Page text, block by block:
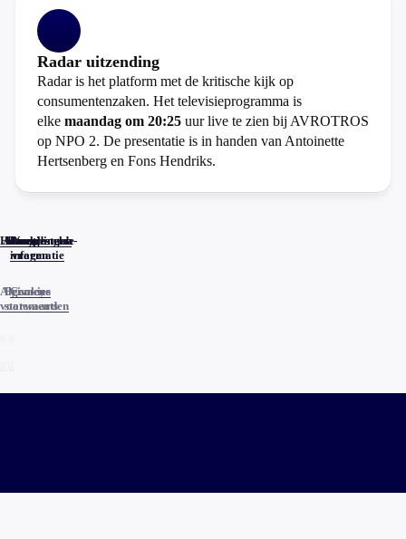
Radar uitzending
Radar is het platform met de kritische kijk op
consumentenzaken. Het televisieprogramma is
elke maandag om 20:25 uur live te zien bij AVROTROS
op NPO 2. De presentatie is in handen van Antoinette
Hertsenberg en Fons Hendriks.
Home
Actueel
Uitzendingen
Reacties
Programma-
informatie
Veelgestelde
vragen
Algemene
voorwaarden
Privacy
statements
Cookies